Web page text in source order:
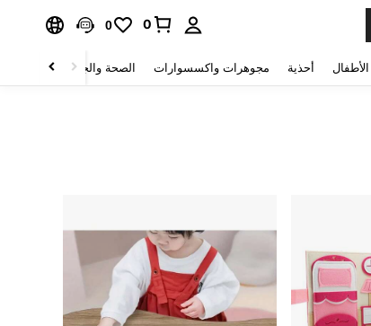
0
0
الأطفال أحذية مجوهرات واكسسوارات الصحة والجمال